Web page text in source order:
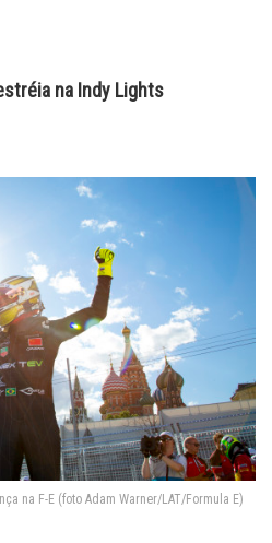
na Indy Lights
na F-E (foto Adam Warner/LAT/Formula E)